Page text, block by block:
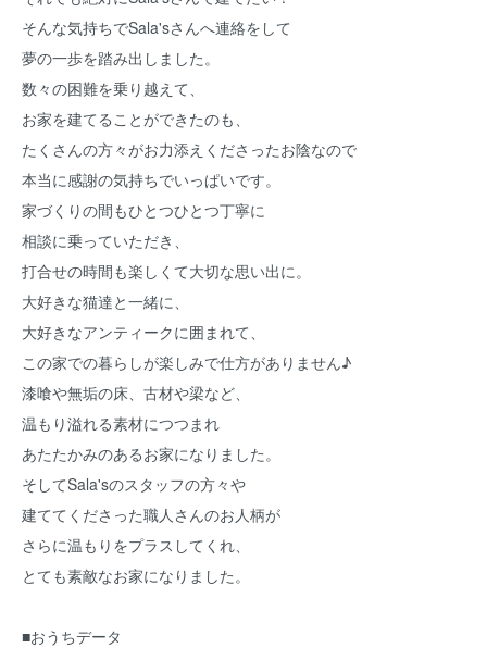
そんな気持ちでSala'sさんへ連絡をして
夢の一歩を踏み出しました。
数々の困難を乗り越えて、
お家を建てることができたのも、
たくさんの方々がお力添えくださったお陰なので
本当に感謝の気持ちでいっぱいです。
家づくりの間もひとつひとつ丁寧に
相談に乗っていただき、
打合せの時間も楽しくて大切な思い出に。
大好きな猫達と一緒に、
大好きなアンティークに囲まれて、
この家での暮らしが楽しみで仕方がありません♪
漆喰や無垢の床、古材や梁など、
温もり溢れる素材につつまれ
あたたかみのあるお家になりました。
そしてSala'sのスタッフの方々や
建ててくださった職人さんのお人柄が
さらに温もりをプラスしてくれ、
とても素敵なお家になりました。
■おうちデータ